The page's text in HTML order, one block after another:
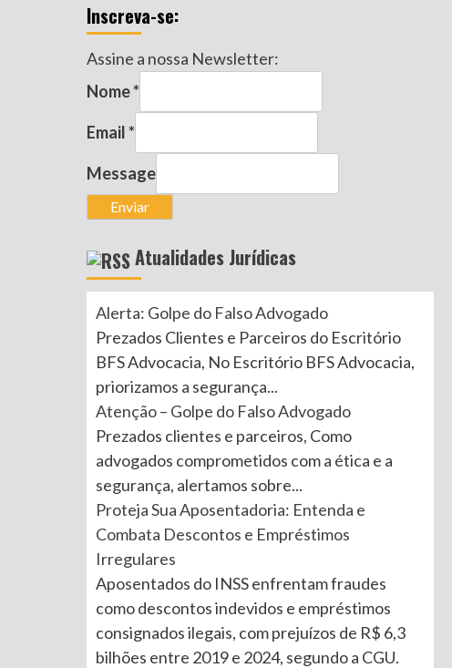
(INSS)
Inscreva-se:
Assine a nossa Newsletter:
Nome*
Email*
Message
Enviar
Atualidades Jurídicas
Alerta: Golpe do Falso Advogado
Prezados Clientes e Parceiros do Escritório
BFS Advocacia, No Escritório BFS Advocacia,
priorizamos a segurança...
Atenção – Golpe do Falso Advogado
Prezados clientes e parceiros, Como
advogados comprometidos com a ética e a
segurança, alertamos sobre...
Proteja Sua Aposentadoria: Entenda e
Combata Descontos e Empréstimos
Irregulares
Aposentados do INSS enfrentam fraudes
como descontos indevidos e empréstimos
consignados ilegais, com prejuízos de R$ 6,3
bilhões entre 2019 e 2024, segundo a CGU.